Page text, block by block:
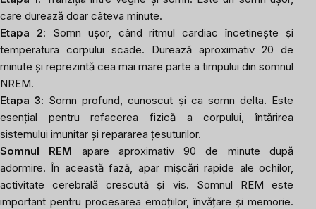
care durează doar câteva minute.
Etapa 2: Somn ușor, când ritmul cardiac încetinește și
temperatura corpului scade. Durează aproximativ 20 de
minute și reprezintă cea mai mare parte a timpului din somnul
NREM.
Etapa 3: Somn profund, cunoscut și ca somn delta. Este
esențial pentru refacerea fizică a corpului, întărirea
sistemului imunitar și repararea țesuturilor.
Somnul REM apare aproximativ 90 de minute după
adormire. În această fază, apar mișcări rapide ale ochilor,
activitate cerebrală crescută și vis. Somnul REM este
important pentru procesarea emoțiilor, învățare și memorie.